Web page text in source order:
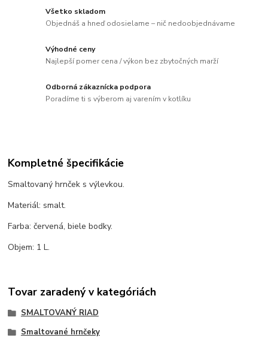
Všetko skladom
Objednáš a hneď odosielame – nič nedoobjednávame
Výhodné ceny
Najlepší pomer cena / výkon bez zbytočných marží
Odborná zákaznícka podpora
Poradíme ti s výberom aj varením v kotlíku
Kompletné špecifikácie
Smaltovaný hrnček s výlevkou.
Materiál: smalt.
Farba: červená, biele bodky.
Objem: 1 L.
Tovar zaradený v kategóriách
SMALTOVANÝ RIAD
Smaltované hrnčeky